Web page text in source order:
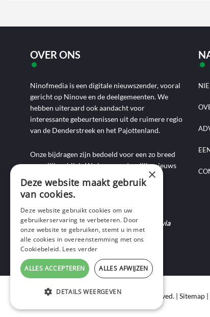
OVER ONS
Ninofmedia is een digitale nieuwszender, vooral
gericht op Ninove en de deelgemeenten. We
hebben uiteraard ook aandacht voor
interessante gebeurtenissen uit de ruimere regio
van de Denderstreek en het Pajottenland.
Onze bijdragen zijn bedoeld voor een zo breed
mogelijk publiek. We brengen dagelijks nieuws
aan de hand van artikels, foto-, audio- en
videoverslagen, interviews, reportages en
commentaarstukken.
Heb je nieuws te melden? Contacteer ons via
mail of bel ons op 0495-69 32 72.
Copyright © 2020 Ninof Media. All Rights Reserved. | Sitemap |
×
Deze website maakt gebruik
van cookies.
Deze website gebruikt cookies om uw
gebruikerservaring te verbeteren. Door
onze website te gebruiken, stemt u in met
alle cookies in overeenstemming met ons
Cookiebeleid. Lees verder
ALLES ACCEPTEREN ALLES AFWIJZEN
DETAILS WEERGEVEN
STRIKT NOODZAKELIJK